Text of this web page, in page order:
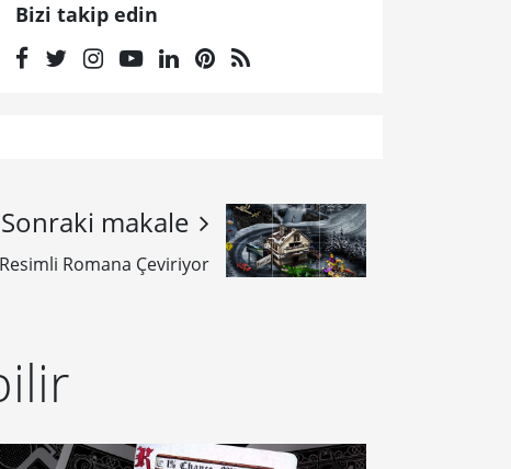
Bizi takip edin
Sonraki makale
Romana Çeviriyor